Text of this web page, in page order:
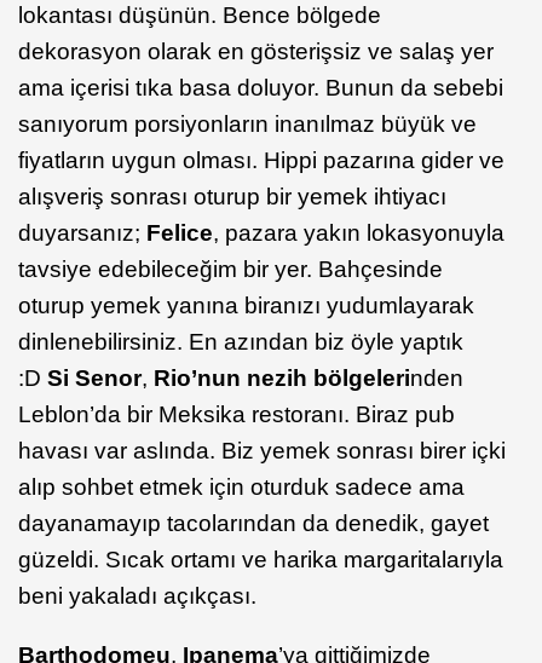
lokantası düşünün. Bence bölgede
dekorasyon olarak en gösterişsiz ve salaş yer
ama içerisi tıka basa doluyor. Bunun da sebebi
sanıyorum porsiyonların inanılmaz büyük ve
fiyatların uygun olması. Hippi pazarına gider ve
alışveriş sonrası oturup bir yemek ihtiyacı
duyarsanız; Felice, pazara yakın lokasyonuyla
tavsiye edebileceğim bir yer. Bahçesinde
oturup yemek yanına biranızı yudumlayarak
dinlenebilirsiniz. En azından biz öyle yaptık
:D Si Senor, Rio’nun nezih bölgelerinden
Leblon’da bir Meksika restoranı. Biraz pub
havası var aslında. Biz yemek sonrası birer içki
alıp sohbet etmek için oturduk sadece ama
dayanamayıp tacolarından da denedik, gayet
güzeldi. Sıcak ortamı ve harika margaritalarıyla
beni yakaladı açıkçası.
Barthodomeu, Ipanema’ya gittiğimizde